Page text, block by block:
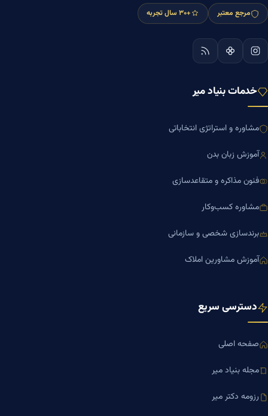
مرجع معتبر +۳۰ سال تجربه
خدمات بنیاد میر
مشاوره و استراتژی انتخاباتی
آموزش زبان بدن
فنون مذاکره و متقاعدسازی
مشاوره کسب‌وکار
برندسازی شخصی و سازمانی
آموزش مشاورین املاک
دسترسی سریع
صفحه اصلی
مجله بنیاد میر
رزومه دکتر میر